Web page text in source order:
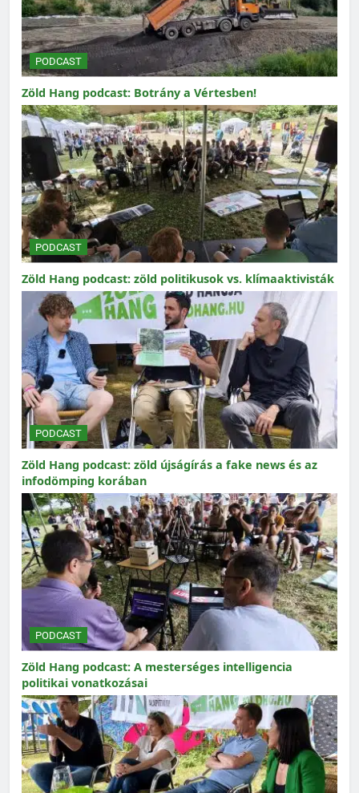
PODCAST
Zöld Hang podcast: Botrány a Vértesben!
PODCAST
Zöld Hang podcast: zöld politikusok vs. klímaaktivisták
PODCAST
Zöld Hang podcast: zöld újságírás a fake news és az
infodömping korában
PODCAST
Zöld Hang podcast: A mesterséges intelligencia
politikai vonatkozásai